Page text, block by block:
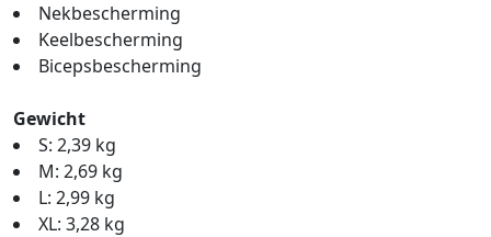
Nekbescherming
Keelbescherming
Bicepsbescherming
Gewicht
S: 2,39 kg
M: 2,69 kg
L: 2,99 kg
XL: 3,28 kg